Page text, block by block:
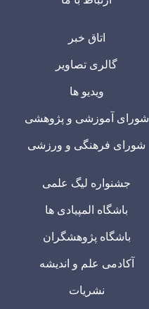
اتاق خبر
گالری تصاویر
ویدیو ها
شورای آموزشی و پژوهشی
شورای فرهنگی و ورزشی
جشنواره لیگ علمی
باشگاه المپیادی ها
باشگاه پژوهشگران
آکادمی علم و اندیشه
نشریات